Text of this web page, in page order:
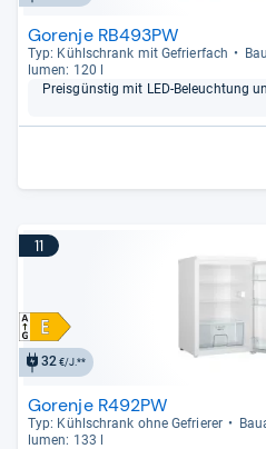
Gorenje RB493PW
Typ: Kühl­schrank mit Gefrier­fach
lu­men: 120 l
Preis­güns­tig mit LED-​Beleuch­tung
11
32€/J.**
Gorenje R492PW
Typ: Kühl­schrank ohne Gefrie­rer
lu­men: 133 l